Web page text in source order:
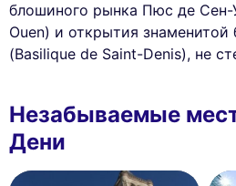
блошиного рынка Пюс де Сен-
Ouen) и открытия
(Basilique de Saint-Denis), не
Незабываемые
Дени